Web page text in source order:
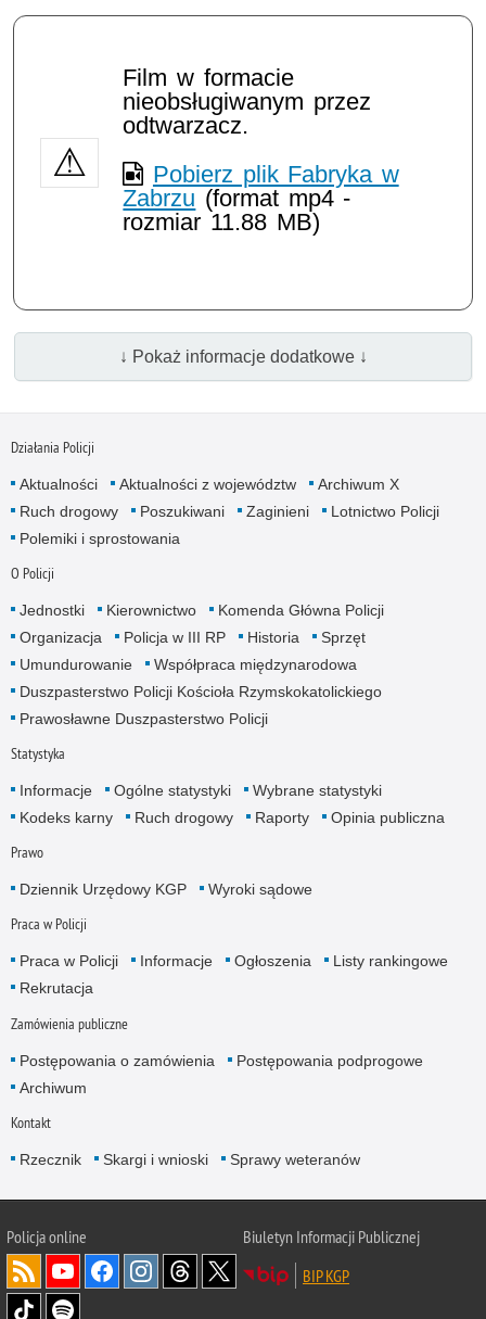
Film w formacie
nieobsługiwanym przez
odtwarzacz.
Pobierz plik Fabryka w
Zabrzu (format mp4 -
rozmiar 11.88 MB)
↓ Pokaż informacje dodatkowe ↓
Działania Policji
Aktualności Aktualności z województw
Archiwum X
Ruch drogowy
Poszukiwani Zaginieni
Lotnictwo Policji
Polemiki i sprostowania
O Policji
Jednostki Kierownictwo
Komenda Główna Policji
Organizacja
Policja w III RP Historia
Sprzęt
Umundurowanie
Współpraca międzynarodowa
Duszpasterstwo Policji Kościoła Rzymskokatolickiego
Prawosławne Duszpasterstwo Policji
Statystyka
Informacje Ogólne statystyki
Wybrane statystyki
Kodeks karny
Ruch drogowy Raporty Opinia publiczna
Prawo
Dziennik Urzędowy KGP Wyroki sądowe
Praca w Policji
Praca w Policji Informacje Ogłoszenia
Listy rankingowe
Rekrutacja
Zamówienia publiczne
Postępowania o zamówienia
Postępowania podprogowe
Archiwum
Kontakt
Rzecznik Skargi i wnioski Sprawy weteranów
Policjaonline
Biuletyn Informacji Publicznej
BIP KGP